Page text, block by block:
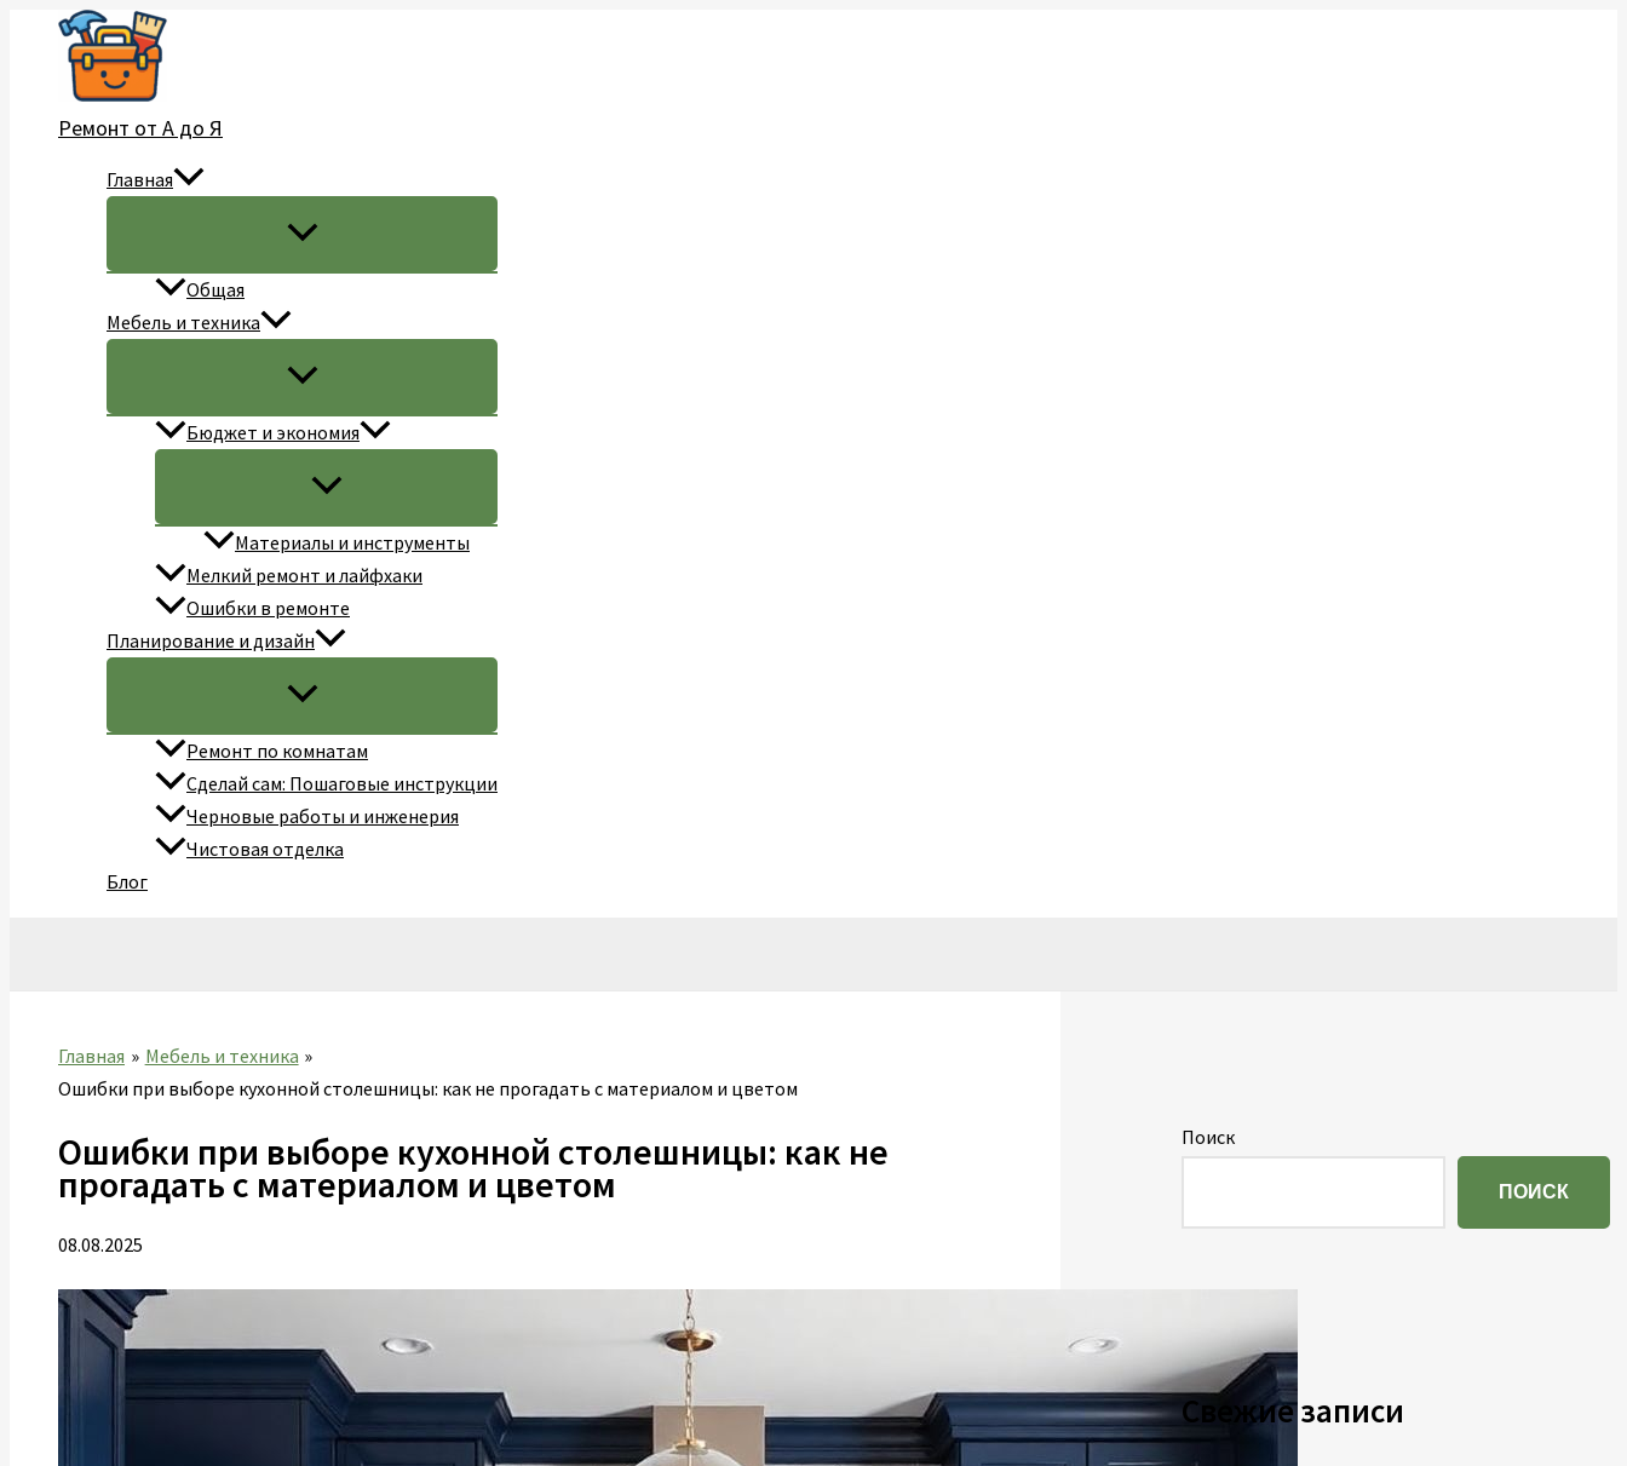
Перейти
содержимому
Ремонт от А до Я
Главная
Общая
Мебель и техника
Бюджет и экономия
Материалы и инструменты
Мелкий ремонт и лайфхаки
Ошибки в ремонте
Планирование и дизайн
Ремонт по комнатам
Сделай сам: Пошаговые инструкции
Черновые работы и инженерия
Чистовая отделка
Блог
Главная
Мебель и техника
Ошибки при выборе кухонной столешницы: как не прогадать с материалом и цветом
Ошибки при выборе кухонной столешницы: как не
прогадать с материалом и цветом
08.08.2025
Поиск
ПОИСК
Свежие записи